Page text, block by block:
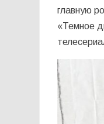
главную
«Темное